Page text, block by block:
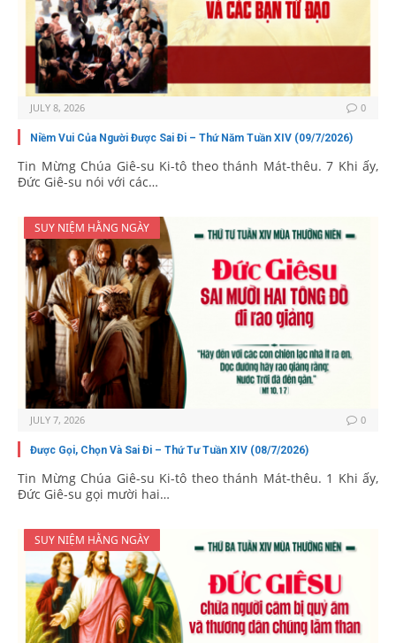
JULY 8, 2026 0
Niềm Vui Của Người Được Sai Đi – Thứ Năm Tuần XIV (09/7/2026)
Tin Mừng Chúa Giê-su Ki-tô theo thánh Mát-thêu. 7 Khi ấy,
Đức Giê-su nói với các…
SUY NIỆM HẰNG NGÀY
JULY 7, 2026 0
Được Gọi, Chọn Và Sai Đi – Thứ Tư Tuần XIV (08/7/2026)
Tin Mừng Chúa Giê-su Ki-tô theo thánh Mát-thêu. 1 Khi ấy,
Đức Giê-su gọi mười hai…
SUY NIỆM HẰNG NGÀY